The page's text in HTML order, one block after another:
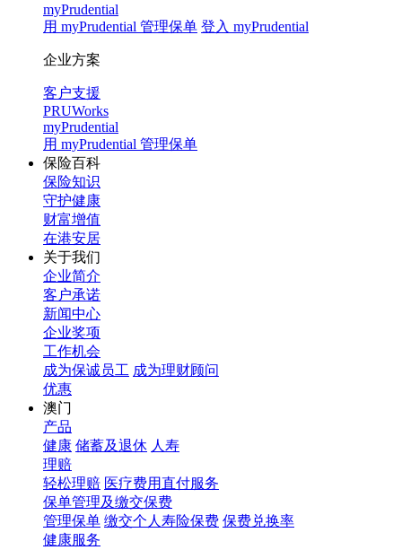
myPrudential
用 myPrudential 管理保单 登入 myPrudential
企业方案
客户支援
PRUWorks
myPrudential
用 myPrudential 管理保单
保险百科
保险知识
守护健康
财富增值
在港安居
关于我们
企业简介
客户承诺
新闻中心
企业奖项
工作机会
成为保诚员工 成为理财顾问
优惠
澳门
产品
健康 储蓄及退休 人寿
理赔
轻松理赔 医疗费用直付服务
保单管理及缴交保费
管理保单 缴交个人寿险保费 保费兑换率
健康服务